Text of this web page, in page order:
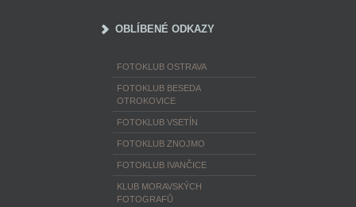
OBLÍBENÉ ODKAZY
FOTOKLUB OSTRAVA
FOTOKLUB BESEDA
OTROKOVICE
FOTOKLUB VSETÍN
FOTOKLUB ZNOJMO
FOTOKLUB IVANČICE
KLUB MORAVSKÝCH
FOTOGRAFŮ